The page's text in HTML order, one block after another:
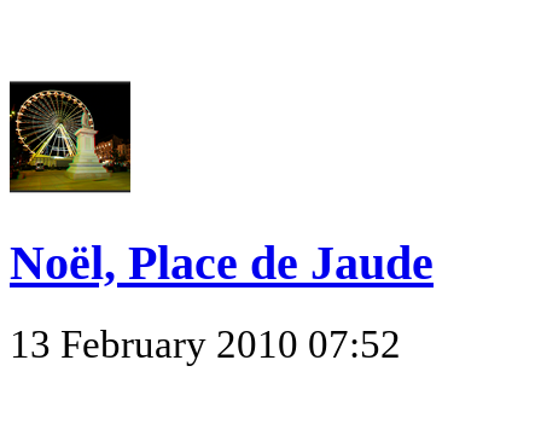
Noël, Place de Jaude
13 February 2010 07:52